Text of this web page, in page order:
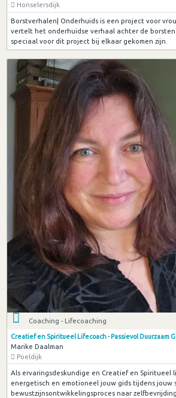
Honselersdijk
Borstverhalen| Onderhuids is een project voor
vertelt het onderhuidse verhaal achter de
speciaal voor dit project bij elkaar gekomen zijn.
Coaching - Lifecoaching
Creatief en Spiritueel Lifecoach - Passievol Duurzaam
Marike Daalman
Poeldijk
Als ervaringsdeskundige en Creatief en Spiritueel
energetisch en emotioneel jouw gids tijdens jouw
bewustzijnsontwikkelingsproces naar